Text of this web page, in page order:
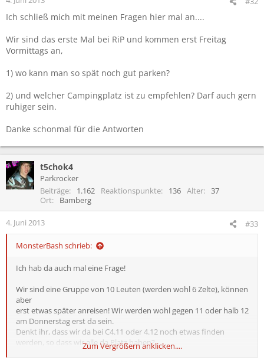
Ich schließ mich mit meinen Fragen hier mal an....
Wir sind das erste Mal bei RiP und kommen erst Freitag
Vormittags an,
1) wo kann man so spät noch gut parken?
2) und welcher Campingplatz ist zu empfehlen? Darf auch gern
ruhiger sein.
Danke schonmal für die Antworten
t5chok4
Parkrocker
Beiträge
1.162 Reaktionspunkte 136 Alter
37
Ort
Bamberg
4. Juni 2013 #33
MonsterBash schrieb:
Ich hab da auch mal eine Frage!
Wir sind eine Gruppe von 10 Leuten (werden wohl 6 Zelte), können
aber
erst etwas später anreisen! Wir werden wohl gegen 11 oder halb 12
am Donnerstag erst da sein.
Denkt ihr, dass wir da bei C4.11 oder 4.12 noch etwas finden
werden, so dass wir alle da Platz haben?
ODer wo würdet ihr hingehen?
Zum Vergrößern anklicken....